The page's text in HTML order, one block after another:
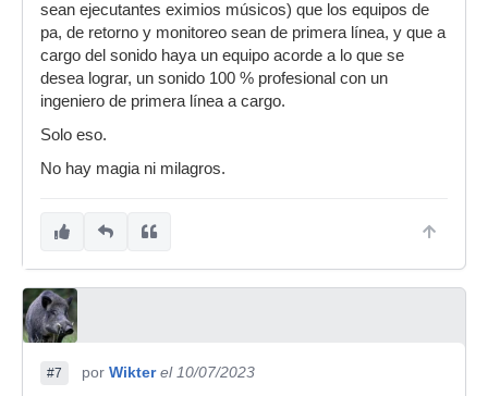
sean ejecutantes eximios músicos) que los equipos de
pa, de retorno y monitoreo sean de primera línea, y que a
cargo del sonido haya un equipo acorde a lo que se
desea lograr, un sonido 100 % profesional con un
ingeniero de primera línea a cargo.
Solo eso.
No hay magia ni milagros.
#7 por Wikter el 10/07/2023